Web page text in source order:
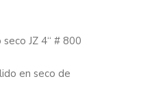
JZ 4“ # 800
en seco de